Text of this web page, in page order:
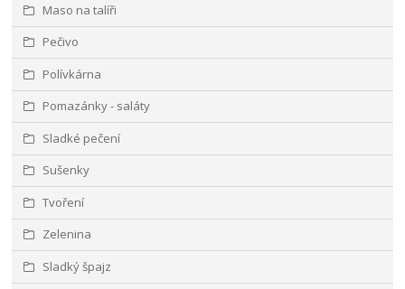
Maso na talíři
Pečivo
Polívkárna
Pomazánky - saláty
Sladké pečení
Sušenky
Tvoření
Zelenina
Sladký špajz